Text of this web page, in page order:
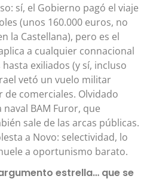
sí, el Gobierno pagó el viaje
(unos 160.000 euros, no
la Castellana), pero es el
a cualquier connacional
exiliados (y sí, incluso
vetó un vuelo militar
comerciales. Olvidado
BAM Furor, que
sale de las arcas públicas.
a Novo: selectividad, lo
a oportunismo barato.
estrella… que se